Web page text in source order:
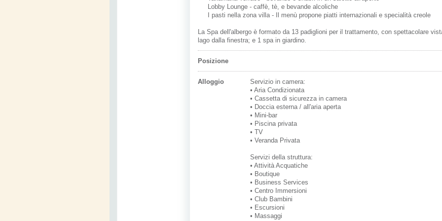
Lobby Lounge - caffè, tè, e bevande alcoliche
I pasti nella zona villa - Il menù propone piatti internazionali e specialità creole
La Spa dell'albergo è formato da 13 padiglioni per il trattamento, con spettacolare
lago dalla finestra; e 1 spa in giardino.
Posizione
Alloggio
Servizio in camera:
• Aria Condizionata
• Cassetta di sicurezza in camera
• Doccia esterna / all'aria aperta
• Mini-bar
• Piscina privata
• TV
• Veranda Privata
Servizi della struttura:
• Attività Acquatiche
• Boutique
• Business Services
• Centro Immersioni
• Club Bambini
• Escursioni
• Massaggi